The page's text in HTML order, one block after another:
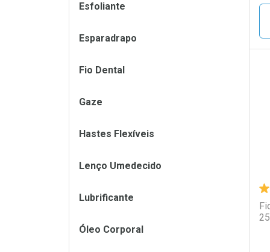
Esfoliante
Esparadrapo
Fio Dental
Gaze
Hastes Flexíveis
Lenço Umedecido
Lubrificante
Óleo Corporal